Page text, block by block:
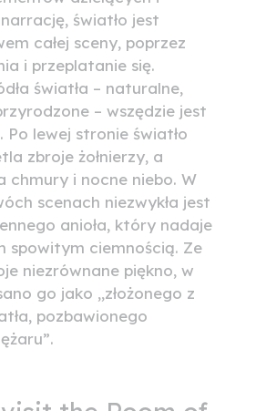
światło jest
całej sceny, poprzez
i przeplatanie się.
światła – naturalne,
– wszędzie jest
Po lewej stronie światło
zbroje żołnierzy, a
chmury i nocne niebo. W
scenach niezwykła jest
anioła, który nadaje
spowitym ciemnością. Ze
niezrównane piękno, w
go jako „złożonego z
pozbawionego